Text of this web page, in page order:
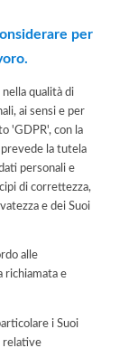
per
nella qualità di
ai sensi e per
'GDPR', con la
la tutela
personali e
di correttezza,
e dei Suoi
alle
richiamata e
i Suoi
relative